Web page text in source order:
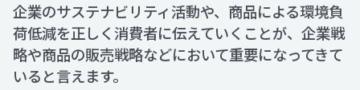
企業のサステナビリティ活動や、商品による環境負
荷低減を正しく消費者に伝えていくことが、企業戦
略や商品の販売戦略などにおいて重要になってきて
いると言えます。